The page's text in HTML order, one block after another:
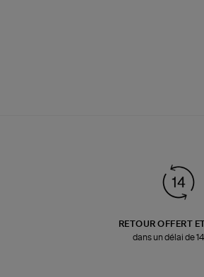
RETOUR OFFERT
dans un délai de